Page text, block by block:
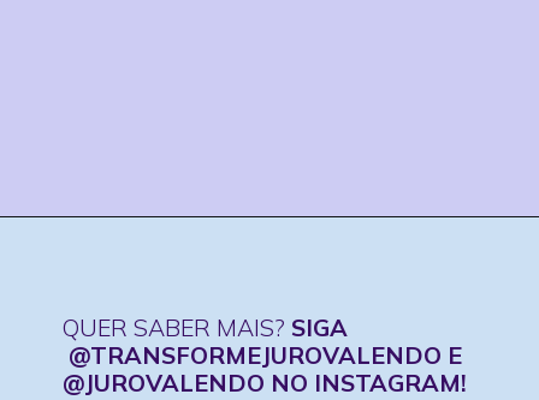
QUER SABER MAIS? SIGA
@TRANSFORMEJUROVALENDO E
@JUROVALENDO NO INSTAGRAM!